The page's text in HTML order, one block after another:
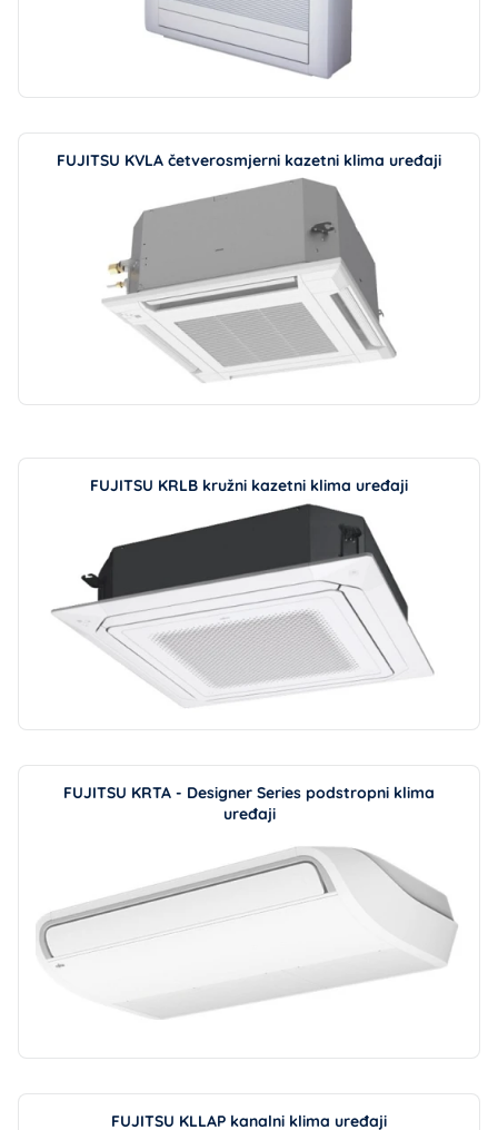
FUJITSU KVLA četverosmjerni kazetni klima uređaji
FUJITSU KRLB kružni kazetni klima uređaji
FUJITSU KRTA - Designer Series podstropni klima
uređaji
FUJITSU KLLAP kanalni klima uređaji